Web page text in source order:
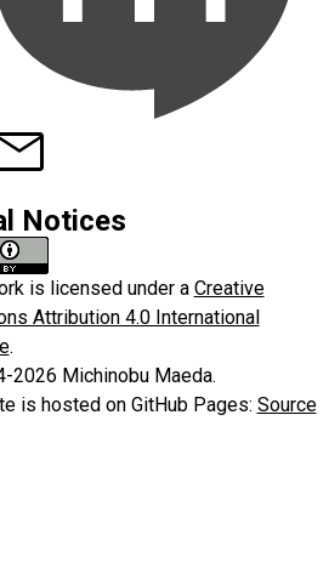
Notices
is licensed under a Creative
Attribution 4.0 International
.
2026 Michinobu Maeda.
is hosted on GitHub Pages: Source